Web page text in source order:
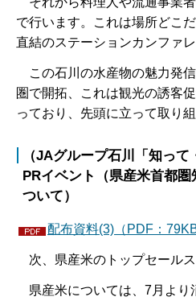
で行います。これは場所どこ
直結のステーションカンファレ
この石川の水産物の魅力発
圏で開拓、これは観光の誘客
っており、先頭に立って取り組
（JAグループ石川「知って
PRイベント（県産米首都
ついて）
配布資料(3)（PDF：79KB
次、県産米のトップセールス
県産米については、7月より